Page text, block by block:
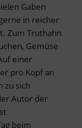
Gaben
in reicher
Zum Truthahn
Gemüse
einer
pro Kopf an
zu sich
Autor der
beim